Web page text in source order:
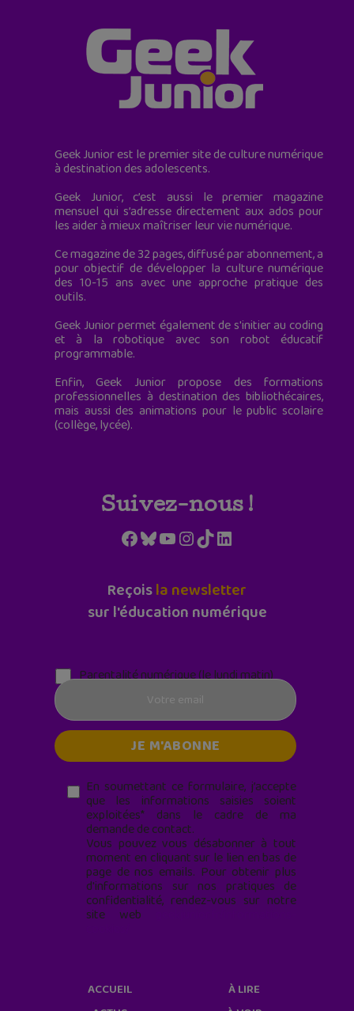
Geek Junior est le premier site de culture numérique
à destination des adolescents.
Geek Junior, c’est aussi le premier magazine
mensuel qui s’adresse directement aux ados pour
les aider à mieux maîtriser leur vie numérique.
Ce magazine de 32 pages, diffusé par abonnement, a
pour objectif de développer la culture numérique
des 10-15 ans avec une approche pratique des
outils.
Geek Junior permet également de s'initier au coding
et à la robotique avec son robot éducatif
programmable.
Enfin, Geek Junior propose des formations
professionnelles à destination des bibliothécaires,
mais aussi des animations pour le public scolaire
(collège, lycée).
Suivez-nous !
Facebook
Bluesky
YouTube
Instagram
TikTokLinkedIn
Reçoisla newsletter
sur l'éducation numérique
Parentalité numérique (le lundi matin)
En soumettant ce formulaire, j’accepte
que les informations saisies soient
exploitées* dans le cadre de ma
demande de contact.
Vous pouvez vous désabonner à tout
moment en cliquant sur le lien en bas de
page de nos emails. Pour obtenir plus
d'informations sur nos pratiques de
confidentialité, rendez-vous sur notre
site web
ACCUEIL
À LIRE